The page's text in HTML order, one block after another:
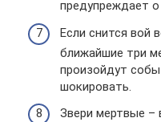
предупреждает
Если снится вой
ближайшие три
произойдут
шокировать.
Звери мертвые –